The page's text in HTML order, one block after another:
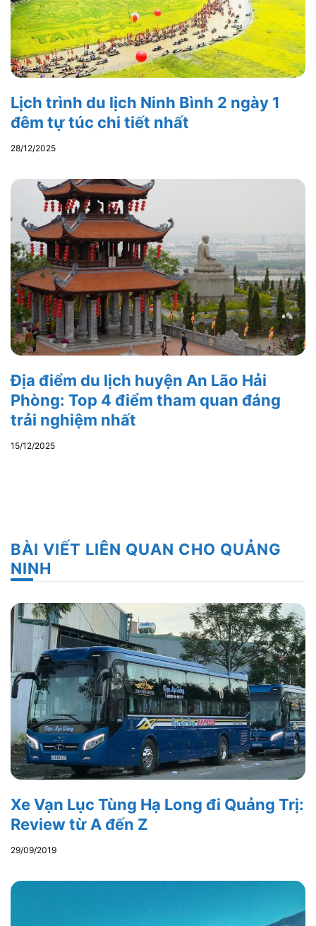
Lịch trình du lịch Ninh Bình 2 ngày 1
đêm tự túc chi tiết nhất
28/12/2025
Địa điểm du lịch huyện An Lão Hải
Phòng: Top 4 điểm tham quan đáng
trải nghiệm nhất
15/12/2025
BÀI VIẾT LIÊN QUAN CHO QUẢNG
NINH
Xe Vạn Lục Tùng Hạ Long đi Quảng Trị:
Review từ A đến Z
29/09/2019